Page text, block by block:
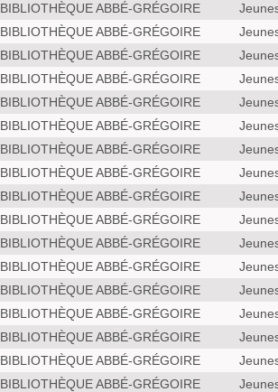
BIBLIOTHÈQUE ABBÉ-GRÉGOIRE
BIBLIOTHÈQUE ABBÉ-GRÉGOIRE
BIBLIOTHÈQUE ABBÉ-GRÉGOIRE
BIBLIOTHÈQUE ABBÉ-GRÉGOIRE
BIBLIOTHÈQUE ABBÉ-GRÉGOIRE
BIBLIOTHÈQUE ABBÉ-GRÉGOIRE
BIBLIOTHÈQUE ABBÉ-GRÉGOIRE
BIBLIOTHÈQUE ABBÉ-GRÉGOIRE
BIBLIOTHÈQUE ABBÉ-GRÉGOIRE
BIBLIOTHÈQUE ABBÉ-GRÉGOIRE
BIBLIOTHÈQUE ABBÉ-GRÉGOIRE
BIBLIOTHÈQUE ABBÉ-GRÉGOIRE
BIBLIOTHÈQUE ABBÉ-GRÉGOIRE
BIBLIOTHÈQUE ABBÉ-GRÉGOIRE
BIBLIOTHÈQUE ABBÉ-GRÉGOIRE
BIBLIOTHÈQUE ABBÉ-GRÉGOIRE
BIBLIOTHÈQUE ABBÉ-GRÉGOIRE